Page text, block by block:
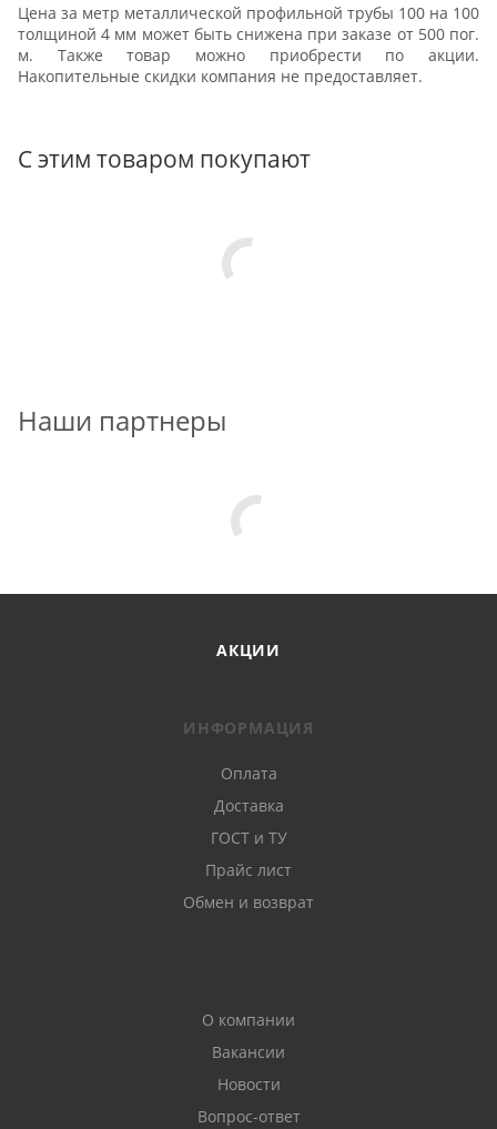
Цена за метр металлической профильной трубы 100 на 100
толщиной 4 мм может быть снижена при заказе от 500 пог.
м. Также товар можно приобрести по акции.
Накопительные скидки компания не предоставляет.
С этим товаром покупают
Наши партнеры
АКЦИИ
ИНФОРМАЦИЯ
Оплата
Доставка
ГОСТ и ТУ
Прайс лист
Обмен и возврат
О компании
Вакансии
Новости
Вопрос-ответ